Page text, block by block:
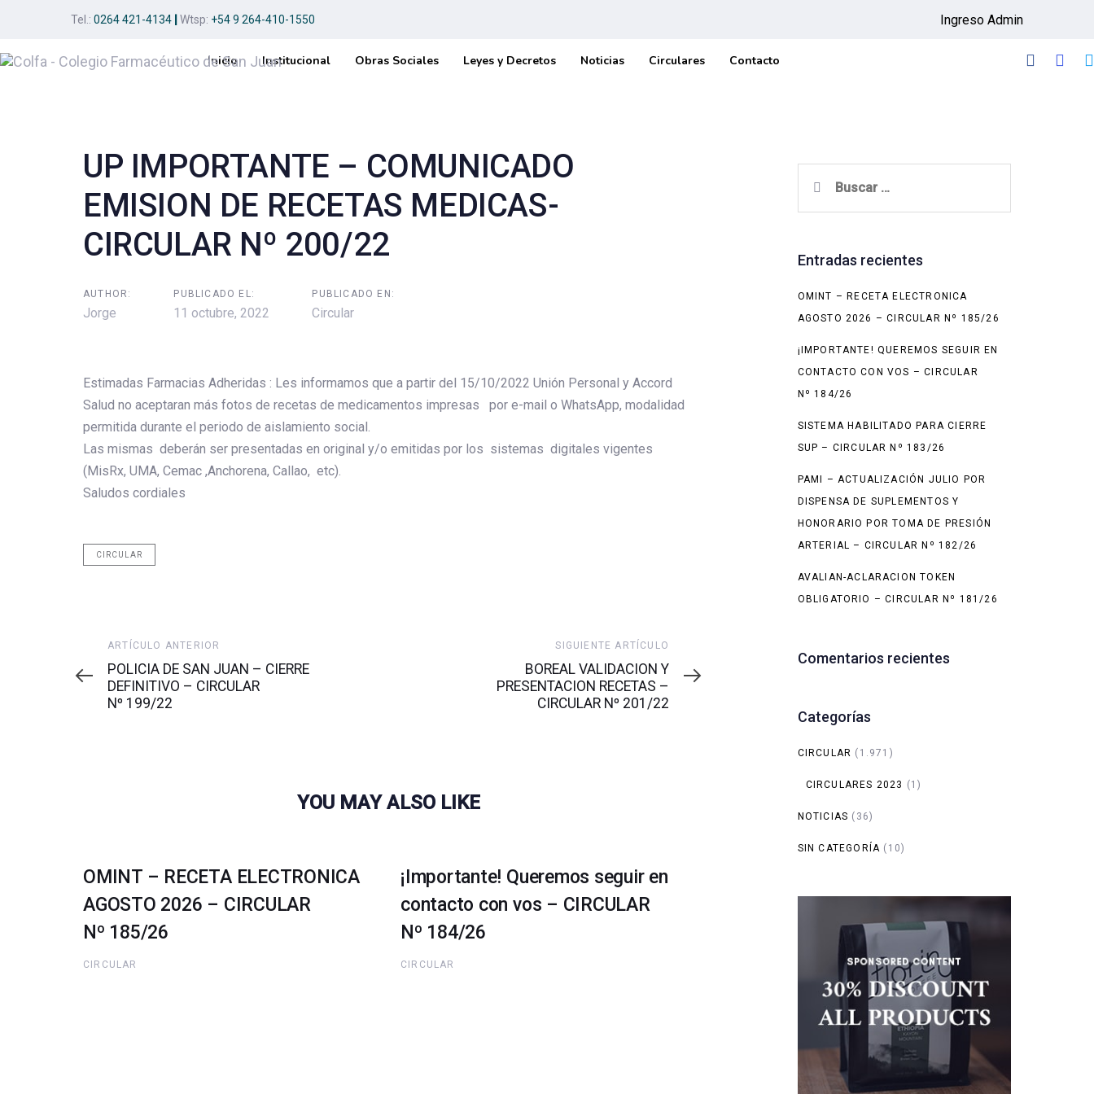
primary
Tel.: 0264 421-4134 Wtsp: +54 9 264-410-1550 Ingreso Admin
Inicio Institucional Obras Sociales Leyes y Decretos Noticias Circulares Contacto
UP IMPORTANTE – COMUNICADO
EMISION DE RECETAS MEDICAS-
CIRCULAR Nº 200/22
AUTHOR:
Jorge
PUBLICADO EL:
11 octubre, 2022
PUBLICADO EN:
Circular
Estimadas Farmacias Adheridas : Les informamos que a partir del 15/10/2022 Unión Personal y Accord
Salud no aceptaran más fotos de recetas de medicamentos impresas por e-mail o WhatsApp, modalidad
permitida durante el periodo de aislamiento social.
Las mismas deberán ser presentadas en original y/o emitidas por los sistemas digitales vigentes
(MisRx, UMA, Cemac ,Anchorena, Callao, etc).
Saludos cordiales
CIRCULAR
Artículo
anterior
ARTÍCULO ANTERIOR
POLICIA DE SAN JUAN – CIERRE
DEFINITIVO – CIRCULAR
Nº 199/22
SIGUIENTE ARTÍCULO
BOREAL VALIDACION Y
PRESENTACION RECETAS –
CIRCULAR Nº 201/22
YOU MAY ALSO LIKE
OMINT – RECETA ELECTRONICA
AGOSTO 2026 – CIRCULAR
Nº 185/26
CIRCULAR
¡Importante! Queremos seguir en
contacto con vos – CIRCULAR
Nº 184/26
CIRCULAR
Entradas recientes
OMINT – RECETA ELECTRONICA
AGOSTO 2026 – CIRCULAR Nº 185/26
¡IMPORTANTE! QUEREMOS SEGUIR EN
CONTACTO CON VOS – CIRCULAR
Nº 184/26
SISTEMA HABILITADO PARA CIERRE
SUP – CIRCULAR Nº 183/26
PAMI – ACTUALIZACIÓN JULIO POR
DISPENSA DE SUPLEMENTOS Y
HONORARIO POR TOMA DE PRESIÓN
ARTERIAL – CIRCULAR Nº 182/26
AVALIAN-ACLARACION TOKEN
OBLIGATORIO – CIRCULAR Nº 181/26
Comentarios recientes
Categorías
CIRCULAR (1.971)
CIRCULARES 2023 (1)
NOTICIAS (36)
SIN CATEGORÍA (10)